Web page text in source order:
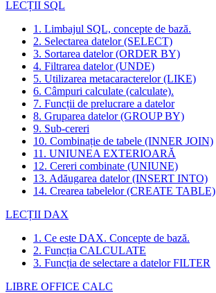
LECȚII SQL
1. Limbajul SQL, concepte de bază.
2. Selectarea datelor (SELECT)
3. Sortarea datelor (ORDER BY)
4. Filtrarea datelor (UNDE)
5. Utilizarea metacaracterelor (LIKE)
6. Câmpuri calculate (calculate).
7. Funcții de prelucrare a datelor
8. Gruparea datelor (GROUP BY)
9. Sub-cereri
10. Combinație de tabele (INNER JOIN)
11. UNIUNEA EXTERIOARĂ
12. Cereri combinate (UNIUNE)
13. Adăugarea datelor (INSERT INTO)
14. Crearea tabelelor (CREATE TABLE)
LECȚII DAX
1. Ce este DAX. Concepte de bază.
2. Funcția CALCULATE
3. Funcția de selectare a datelor FILTER
LIBRE OFFICE CALC